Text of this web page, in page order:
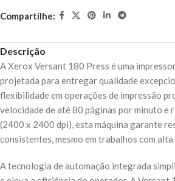
Compartilhe:
Descrição
A Xerox Versant 180 Press é uma
projetada para entregar qualidade
flexibilidade em operações de impressão
velocidade de até 80 páginas por minuto e
(2400 x 2400 dpi), esta máquina garante
consistentes, mesmo em trabalhos com
A tecnologia de automação integrada